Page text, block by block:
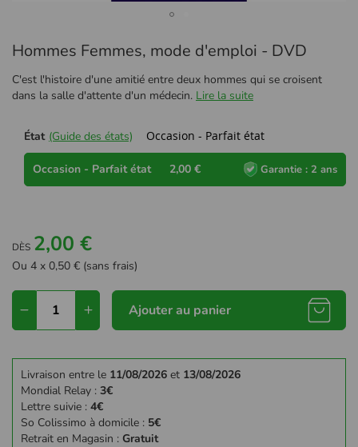
au
de
la
d’images
Hommes Femmes, mode d'emploi - DVD
C'est l'histoire d'une amitié entre deux hommes qui se croisent
dans la salle d'attente d'un médecin. Lire la suite
État (Guide des états) Occasion - Parfait état
Occasion - Parfait état 2,00 € Garantie : 2 ans
DÈS 2,00 €
Ou 4 x 0,50 € (sans frais)
Ajouter au panier
Livraison entre le 11/08/2026 et 13/08/2026
Mondial Relay : 3€
Lettre suivie : 4€
So Colissimo à domicile : 5€
Retrait en Magasin : Gratuit